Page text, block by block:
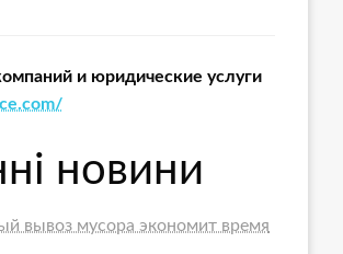
и юридические услуги
новини
вывоз мусора экономит время